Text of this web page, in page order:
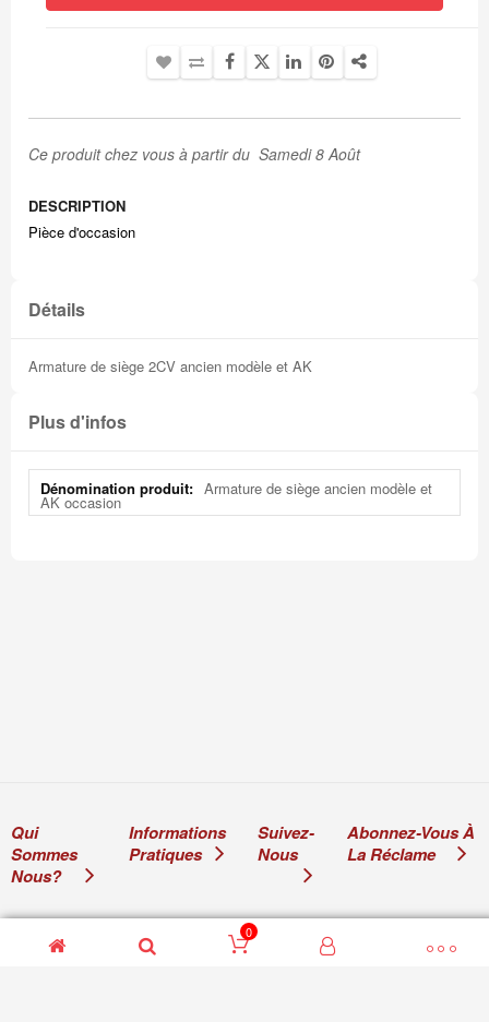
Ce produit chez vous à partir du Samedi 8 Août
DESCRIPTION
Pièce d'occasion
Détails
Armature de siège 2CV ancien modèle et AK
Plus d'infos
Plus
d'infos
Armature de siège ancien modèle et
AK occasion
Qui
Sommes
Nous?
Informations
Pratiques
Suivez-
Nous
Abonnez-Vous À
La Réclame
0